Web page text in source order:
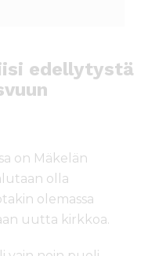
edellytystä
on Mäkelän
olla
olemassa
uutta kirkkoa.